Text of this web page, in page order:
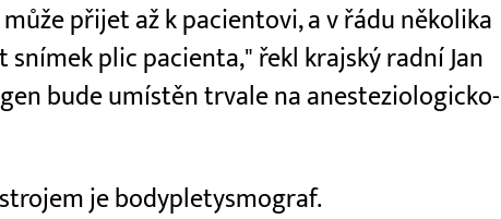
přijet až k pacientovi, a v řádu několika
snímek plic pacienta," řekl krajský radní Jan
bude umístěn trvale na anesteziologicko-
je bodypletysmograf.